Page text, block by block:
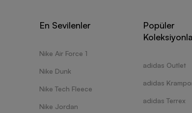
En Sevilenler
Nike Air Force 1
Nike Dunk
Nike Tech Fleece
Nike Jordan
Popüler
adidas Outlet
adidas
adidas Terrex